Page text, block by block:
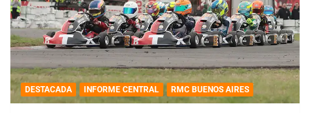
DESTACADA INFORME CENTRAL RMC BUENOS AIRES